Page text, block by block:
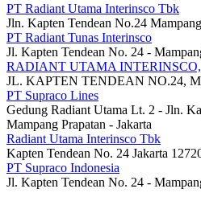
PT Radiant Utama Interinsco Tbk
Jln. Kapten Tendean No.24
PT Radiant Tunas Interinsco
Jl. Kapten Tendean No. 24 -
RADIANT UTAMA
JL. KAPTEN TENDEAN NO.24,
PT Supraco Lines
Gedung Radiant Utama Lt. 2 - Jln.
Mampang Prapatan - Jakarta
Radiant Utama Interinsco Tbk
Kapten Tendean No. 24 Jakarta
PT Supraco Indonesia
Jl. Kapten Tendean No. 24 -